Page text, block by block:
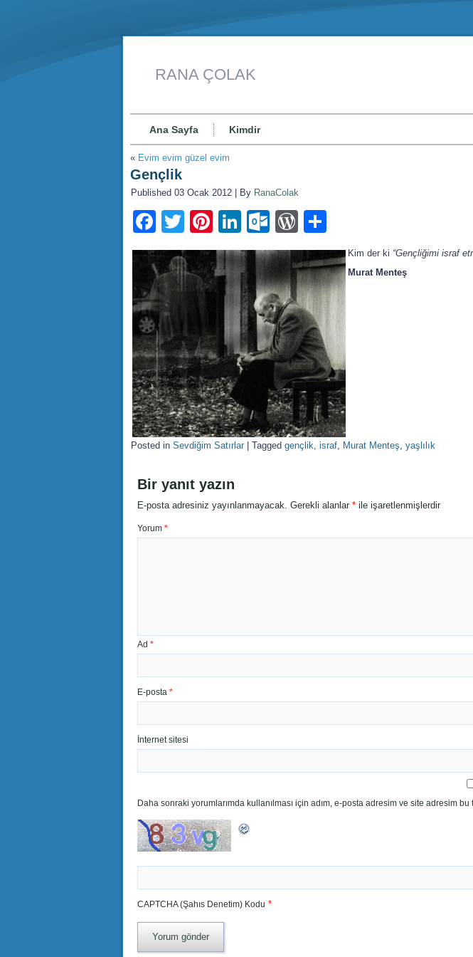
RANA ÇOLAK
Ana Sayfa Kimdir
« Evim evim güzel evim
Gençlik
Published 03 Ocak 2012 By RanaColak
Facebook
TwitterPinterest
LinkedIn
Outlook.com
WordPress
Kim der ki “Gençliğimi israf
Murat Menteş
Posted in Sevdiğim Satırlar Tagged gençlik, israf, Murat Menteş, yaşlılık
Bir yanıt yazın
E-posta adresiniz yayınlanmayacak. Gerekli alanlar * ile işaretlenmişlerdir
Yorum *
Ad *
E-posta *
İnternet sitesi
Daha sonraki yorumlarımda kullanılması için adım, e-posta adresim ve site adresim bu
CAPTCHA (Şahıs Denetim) Kodu *